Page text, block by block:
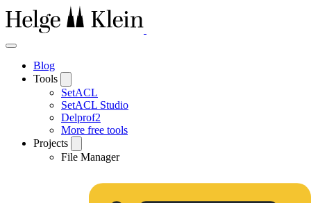
Blog
Tools
SetACL
SetACL Studio
Delprof2
More free tools
Projects
File Manager